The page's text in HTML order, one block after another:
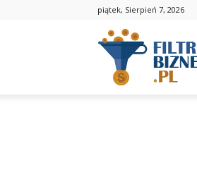
piątek, Sierpień 7, 2026